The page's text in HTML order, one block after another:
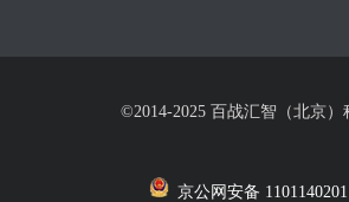
©2014-2025 百战汇智（北京
京公网安备